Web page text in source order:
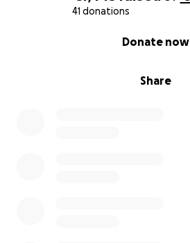
41 donations
Share
Donate now